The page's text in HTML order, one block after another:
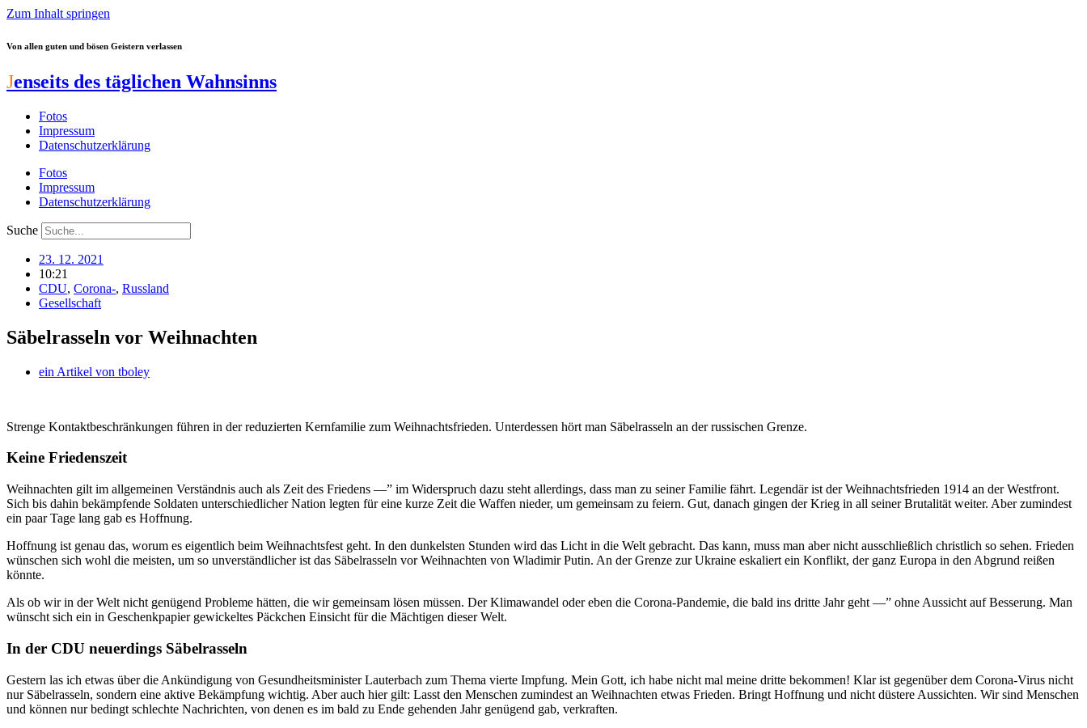
Zum Inhalt springen
Von allen guten und bösen Geistern verlassen
Jenseits des täglichen Wahnsinns
Fotos
Impressum
Datenschutzerklärung
Fotos
Impressum
Datenschutzerklärung
Suche
23. 12. 2021
10:21
CDU, Corona-, Russland
Gesellschaft
Säbelrasseln vor Weihnachten
ein Artikel von tboley
Strenge Kontaktbeschränkungen führen in der reduzierten Kernfamilie zum Weihnachtsfrieden. Unterdessen hört man Säbelrasseln an der russischen Grenze.
Keine Friedenszeit
Weihnachten gilt im allgemeinen Verständnis auch als Zeit des Friedens —” im Widerspruch dazu steht allerdings, dass man zu seiner Familie fährt. Legendär ist der Weihnachtsfrieden 1914 an der Westfront.
Sich bis dahin bekämpfende Soldaten unterschiedlicher Nation legten für eine kurze Zeit die Waffen nieder, um gemeinsam zu feiern. Gut, danach gingen der Krieg in all seiner Brutalität weiter. Aber zumindest
ein paar Tage lang gab es Hoffnung.
Hoffnung ist genau das, worum es eigentlich beim Weihnachtsfest geht. In den dunkelsten Stunden wird das Licht in die Welt gebracht. Das kann, muss man aber nicht ausschließlich christlich so sehen. Frieden
wünschen sich wohl die meisten, um so unverständlicher ist das Säbelrasseln vor Weihnachten von Wladimir Putin. An der Grenze zur Ukraine eskaliert ein Konflikt, der ganz Europa in den Abgrund reißen
könnte.
Als ob wir in der Welt nicht genügend Probleme hätten, die wir gemeinsam lösen müssen. Der Klimawandel oder eben die Corona-Pandemie, die bald ins dritte Jahr geht —” ohne Aussicht auf Besserung. Man
wünscht sich ein in Geschenkpapier gewickeltes Päckchen Einsicht für die Mächtigen dieser Welt.
In der CDU neuerdings Säbelrasseln
Gestern las ich etwas über die Ankündigung von Gesundheitsminister Lauterbach zum Thema vierte Impfung. Mein Gott, ich habe nicht mal meine dritte bekommen! Klar ist gegenüber dem Corona-Virus nicht
nur Säbelrasseln, sondern eine aktive Bekämpfung wichtig. Aber auch hier gilt: Lasst den Menschen zumindest an Weihnachten etwas Frieden. Bringt Hoffnung und nicht düstere Aussichten. Wir sind Menschen
und können nur bedingt schlechte Nachrichten, von denen es im bald zu Ende gehenden Jahr genügend gab, verkraften.